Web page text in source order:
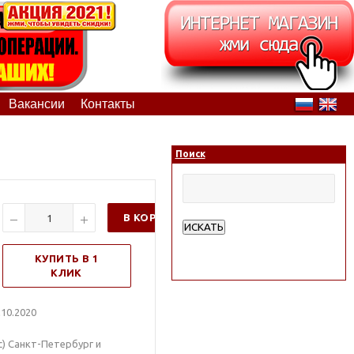
Вакансии Контакты
В КОРЗИНУ
КУПИТЬ В 1
КЛИК
Санкт-Петербург и
Поиск
ИСКАТЬ